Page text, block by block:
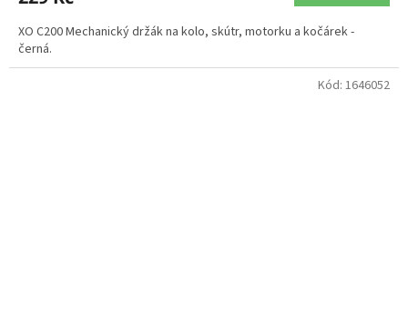
XO C200 Mechanický držák na kolo, skútr, motorku a kočárek -
černá.
Kód: 1646052